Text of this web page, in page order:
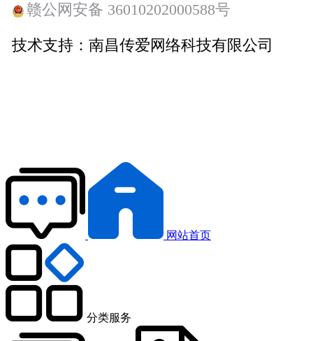
赣公网安备 36010202000588号
技术支持： 南昌传爱网络科技有限公司
网站首页
分类服务